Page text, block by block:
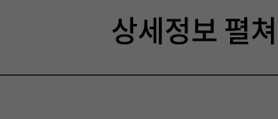
상세정보 펼